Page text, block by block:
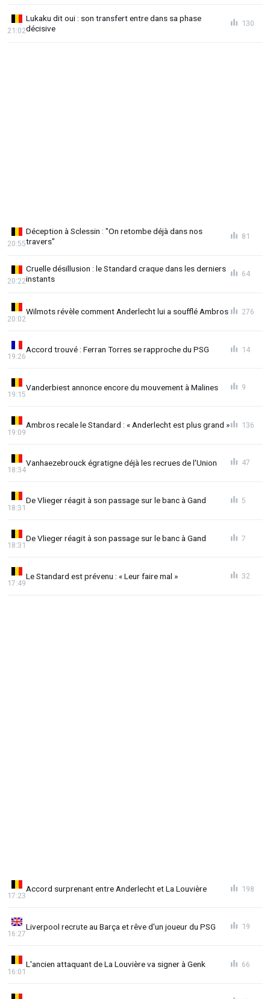
Lukaku dit oui : son transfert entre dans sa phase
décisive
21:02
130
Déception à Sclessin : "On retombe déjà dans nos
travers"
20:55
81
Cruelle désillusion : le Standard craque dans les derniers
instants
20:22
64
Wilmots révèle comment Anderlecht lui a soufflé Ambros
20:02
276
Accord trouvé : Ferran Torres se rapproche du PSG
19:26
14
Vanderbiest annonce encore du mouvement à Malines
19:15
9
Ambros recale le Standard : « Anderlecht est plus grand »
19:09
136
Vanhaezebrouck égratigne déjà les recrues de l'Union
18:34
47
De Vlieger réagit à son passage sur le banc à Gand
18:31
5
De Vlieger réagit à son passage sur le banc à Gand
18:31
7
Le Standard est prévenu : « Leur faire mal »
17:49
32
Accord surprenant entre Anderlecht et La Louvière
17:23
198
Liverpool recrute au Barça et rêve d'un joueur du PSG
16:27
19
L'ancien attaquant de La Louvière va signer à Genk
16:01
66